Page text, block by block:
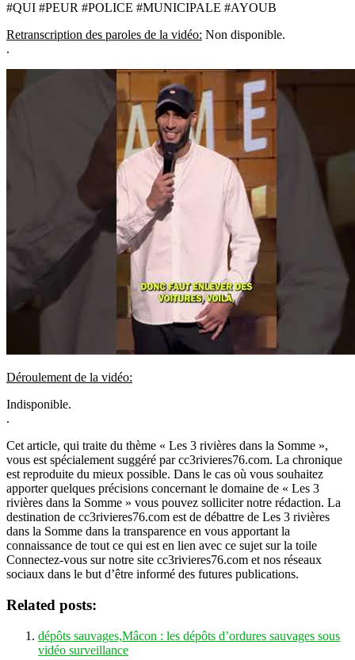
#QUI #PEUR #POLICE #MUNICIPALE #AYOUB
Retranscription des paroles de la vidéo: Non disponible.
.
Déroulement de la vidéo:
Indisponible.
.
Cet article, qui traite du thème « Les 3 rivières dans la Somme »,
vous est spécialement suggéré par cc3rivieres76.com. La chronique
est reproduite du mieux possible. Dans le cas où vous souhaitez
apporter quelques précisions concernant le domaine de « Les 3
rivières dans la Somme » vous pouvez solliciter notre rédaction. La
destination de cc3rivieres76.com est de débattre de Les 3 rivières
dans la Somme dans la transparence en vous apportant la
connaissance de tout ce qui est en lien avec ce sujet sur la toile
Connectez-vous sur notre site cc3rivieres76.com et nos réseaux
sociaux dans le but d’être informé des futures publications.
Related posts:
dépôts sauvages,Mâcon : les dépôts d’ordures sauvages sous
vidéo surveillance